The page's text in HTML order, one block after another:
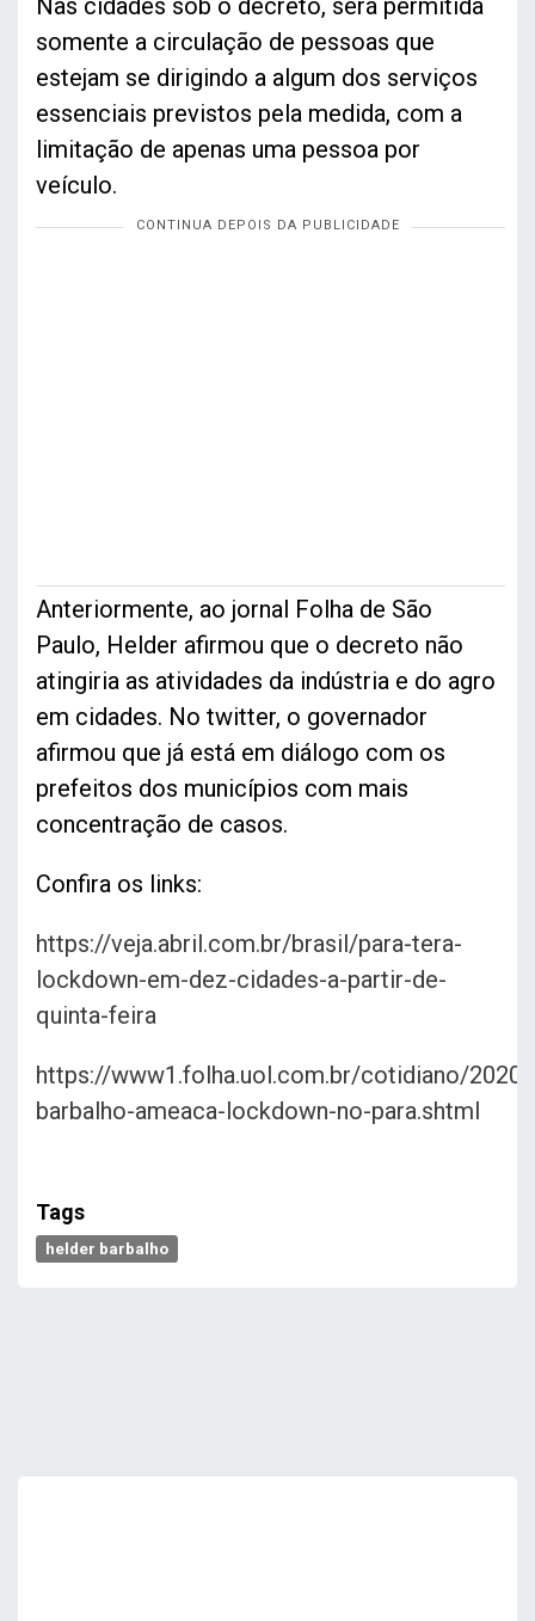
Nas cidades sob o decreto, será permitida
somente a circulação de pessoas que
estejam se dirigindo a algum dos serviços
essenciais previstos pela medida, com a
limitação de apenas uma pessoa por
veículo.
Anteriormente, ao jornal Folha de São
Paulo, Helder afirmou que o decreto não
atingiria as atividades da indústria e do agro
em cidades. No twitter, o governador
afirmou que já está em diálogo com os
prefeitos dos municípios com mais
concentração de casos.
Confira os links:
https://veja.abril.com.br/brasil/para-tera-
lockdown-em-dez-cidades-a-partir-de-
quinta-feira
https://www1.folha.uol.com.br/cotidiano/
barbalho-ameaca-lockdown-no-para.shtml
Tags
helder barbalho